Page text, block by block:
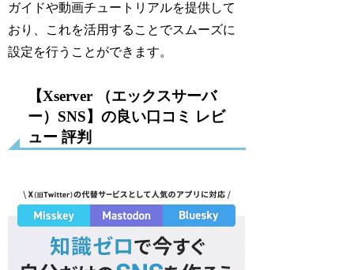
ガイドや動画チュートリアルを提供して
おり、これを活用することでスムーズに
設定を行うことができます。
【Xserver （エックスサーバ
ー）SNS】の良い口コミ レビ
ュー 評判